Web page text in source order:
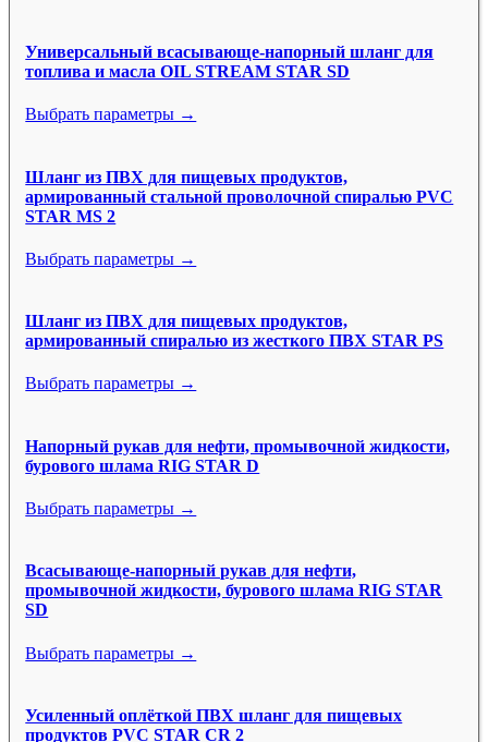
Универсальный всасывающе-напорный шланг для
топлива и масла OIL STREAM STAR SD
Выбрать параметры →
Шланг из ПВХ для пищевых продуктов,
армированный стальной проволочной спиралью PVC
STAR MS 2
Выбрать параметры →
Шланг из ПВХ для пищевых продуктов,
армированный спиралью из жесткого ПВХ STAR PS
Выбрать параметры →
Напорный рукав для нефти, промывочной жидкости,
бурового шлама RIG STAR D
Выбрать параметры →
Всасывающе-напорный рукав для нефти,
промывочной жидкости, бурового шлама RIG STAR
SD
Выбрать параметры →
Усиленный оплёткой ПВХ шланг для пищевых
продуктов PVC STAR CR 2